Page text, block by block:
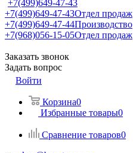
+7(499)649-47-43
+7(499)649-47-43Отдел продаж
+7(499)649-47-44Производство
+7(968)056-15-05Отдел продаж
Заказать звонок
Задать вопрос
Войти
Корзина0
Избранные товары0
Сравнение товаров0